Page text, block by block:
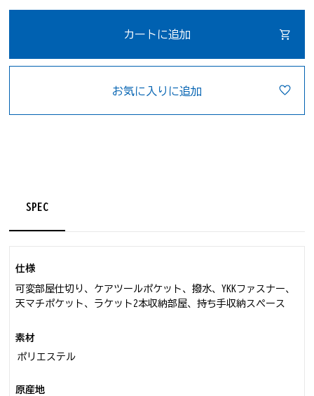
カートに追加
お気に入りに追加
SPEC
仕様
可変部屋仕切り、ケアツールポケット、撥水、YKKファスナー、
天マチポケット、ラケット2本収納部屋、持ち手収納スペース
素材
ポリエステル
原産地